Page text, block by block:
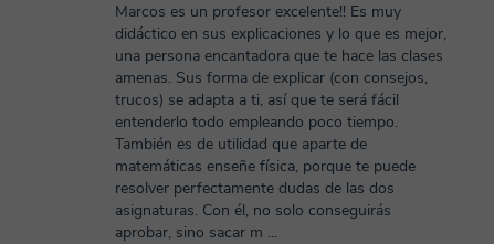
Marcos es un profesor excelente!! Es muy
didáctico en sus explicaciones y lo que es mejor,
una persona encantadora que te hace las clases
amenas. Sus forma de explicar (con consejos,
trucos) se adapta a ti, así que te será fácil
entenderlo todo empleando poco tiempo.
También es de utilidad que aparte de
matemáticas enseñe física, porque te puede
resolver perfectamente dudas de las dos
asignaturas. Con él, no solo conseguirás
aprobar, sino sacar m ...